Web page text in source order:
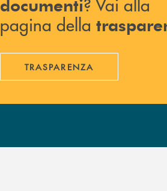
documenti
pagina della
TRASPARENZA